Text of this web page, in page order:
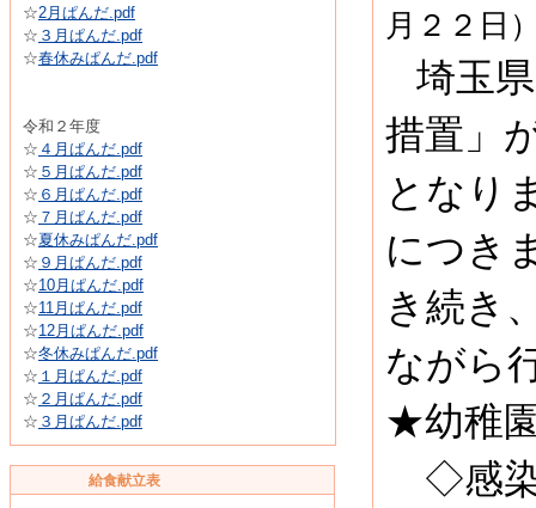
☆2月ぱんだ.pdf
☆ ３月ぱんだ.pdf
☆春休みぱんだ.pdf
令和２年度
☆ ４月ぱんだ.pdf
☆ ５月ぱんだ.pdf
☆ ６月ぱんだ.pdf
☆ ７月ぱんだ.pdf
☆夏休みぱんだ.pdf
☆ ９月ぱんだ.pdf
☆10月ぱんだ.pdf
☆11月ぱんだ.pdf
☆12月ぱんだ.pdf
☆冬休みぱんだ.pdf
☆ １月ぱんだ.pdf
☆ ２月ぱんだ.pdf
☆ ３月ぱんだ.pdf
給食献立表
月２２日
埼玉
措置」
となり
につき
き続き
ながら
★幼稚
◇感染